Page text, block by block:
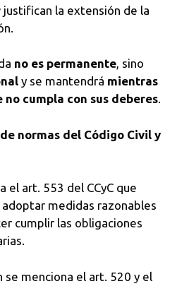
justifican la extensión de la
no es permanente, sino
y se mantendrá mientras
no cumpla con sus deberes.
normas del Código Civil y
el art. 553 del CCyC que
medidas razonables
cumplir las obligaciones
se menciona el art. 520 y el